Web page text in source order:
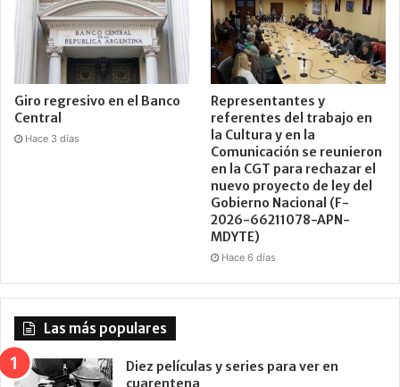
Giro regresivo en el Banco
Central
Hace 3 días
Representantes y
referentes del trabajo en
la Cultura y en la
Comunicación se reunieron
en la CGT para rechazar el
nuevo proyecto de ley del
Gobierno Nacional (F-
2026-66211078-APN-
MDYTE)
Hace 6 días
Las más populares
Diez películas y series para ver en
cuarentena